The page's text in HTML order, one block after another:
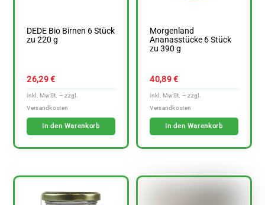
DEDE Bio Birnen 6 Stück
zu 220 g
26,29€
In den Warenkorb
Morgenland
Ananasstücke 6 Stück
zu 390 g
40,89€
In den Warenkorb